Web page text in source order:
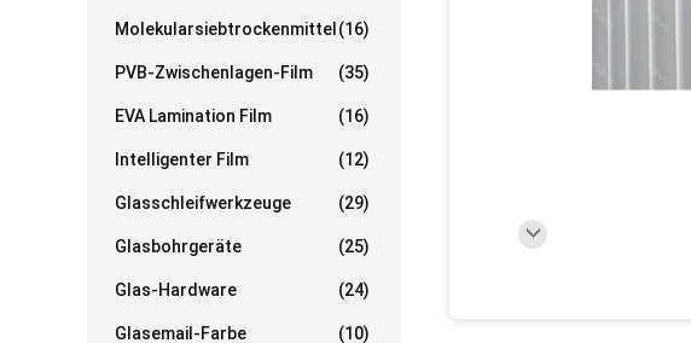
Molekularsiebtrockenmittel (16)
PVB-Zwischenlagen-Film (35)
EVA Lamination Film (16)
Intelligenter Film (12)
Glasschleifwerkzeuge (29)
Glasbohrgeräte (25)
Glas-Hardware (24)
Glasemail-Farbe (10)